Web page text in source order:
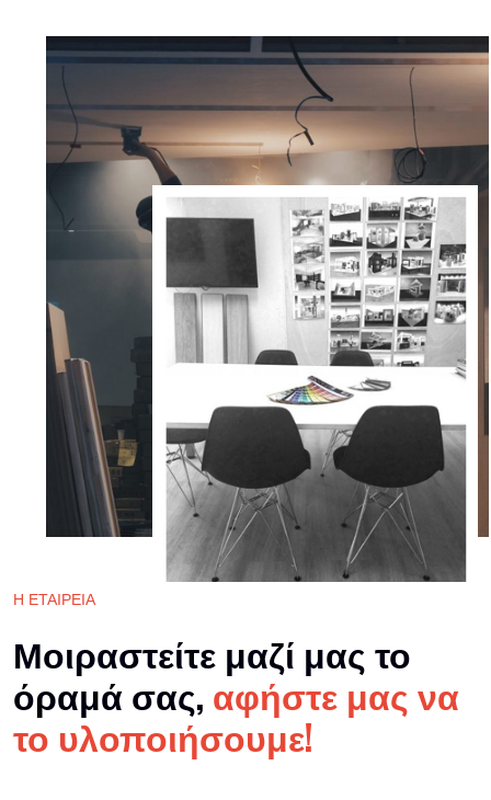
Η ΕΤΑΙΡΕΙΑ
Μοιραστείτε μαζί μας το
όραμά σας, αφήστε μας να
το υλοποιήσουμε!